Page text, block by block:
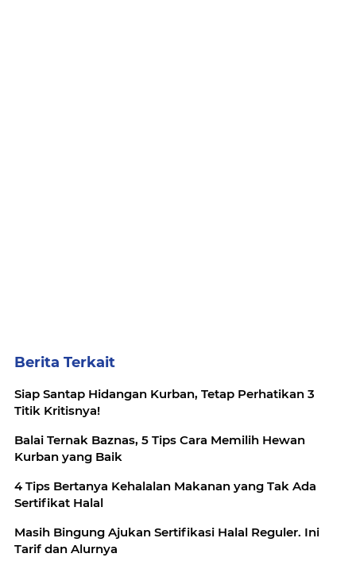
Berita Terkait
Siap Santap Hidangan Kurban, Tetap Perhatikan 3
Titik Kritisnya!
Balai Ternak Baznas, 5 Tips Cara Memilih Hewan
Kurban yang Baik
4 Tips Bertanya Kehalalan Makanan yang Tak Ada
Sertifikat Halal
Masih Bingung Ajukan Sertifikasi Halal Reguler. Ini
Tarif dan Alurnya